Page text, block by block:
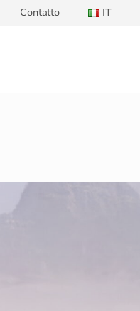
Contatto IT